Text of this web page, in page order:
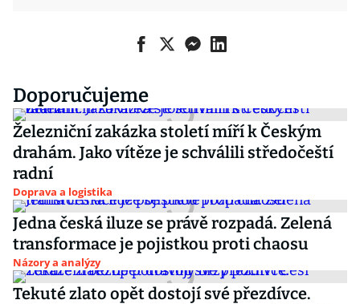
Doporučujeme
Železniční zakázka století míří k Českým
drahám. Jako vítěze je schválili středočeští
radní
Doprava a logistika
Jedna česká iluze se právě rozpadá. Zelená
transformace je pojistkou proti chaosu
Názory a analýzy
Tekuté zlato opět dostojí své přezdívce.